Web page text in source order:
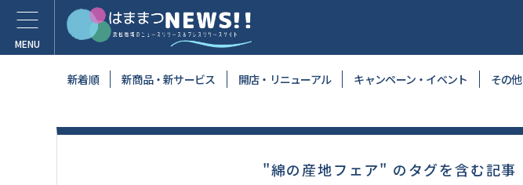
新着順 新商品・新サービス 開店・リニューアル キャンペーン・イベント その他
"綿の産地フェア" のタグを含む記事